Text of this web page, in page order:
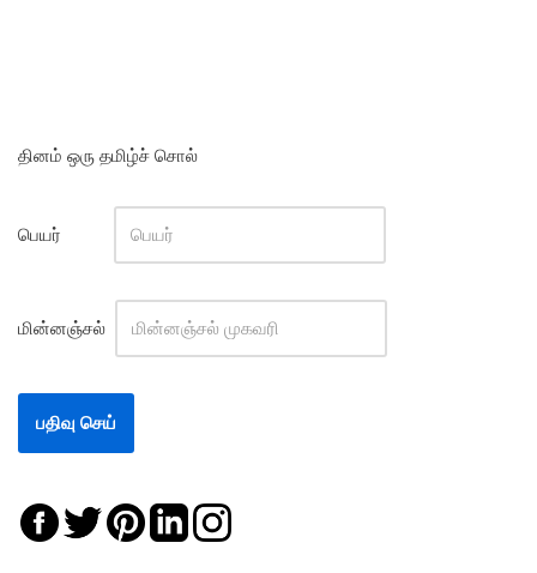
தினம் ஒரு தமிழ்ச் சொல்
பெயர்
மின்னஞ்சல்